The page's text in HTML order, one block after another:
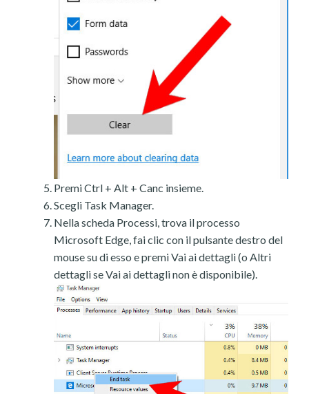
Premi Ctrl + Alt + Canc insieme.
Scegli Task Manager.
Nella scheda Processi, trova il processo
Microsoft Edge, fai clic con il pulsante destro del
mouse su di esso e premi Vai ai dettagli (o Altri
dettagli se Vai ai dettagli non è disponibile).